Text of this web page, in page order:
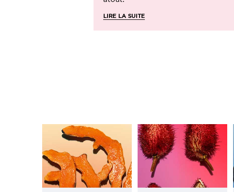
LIRE LA SUITE